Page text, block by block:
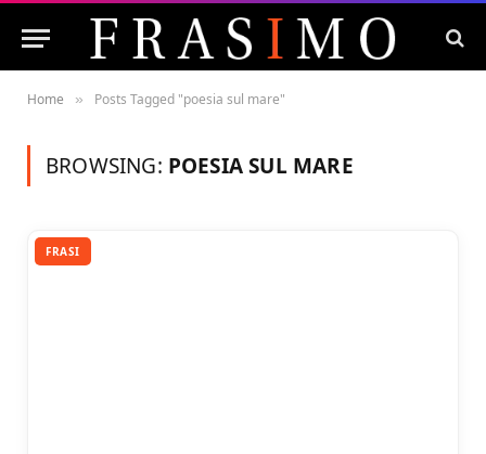
Home » Posts Tagged "poesia sul mare"
BROWSING: POESIA SUL MARE
FRASI